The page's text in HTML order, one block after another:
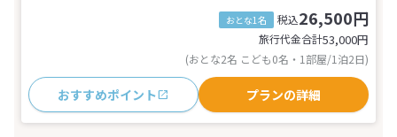
おとな1名 税込26,500円
旅行代金合計53,000円
(おとな2名 こども0名・1部屋/1泊2日)
おすすめポイント プランの詳細